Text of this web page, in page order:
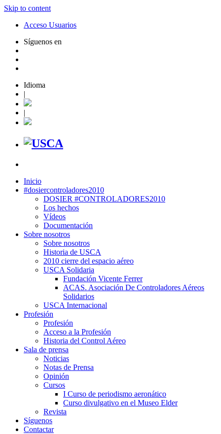
Skip to content
Acceso Usuarios
Síguenos en
Idioma
|
|
Inicio
#dosiercontroladores2010
DOSIER #CONTROLADORES2010
Los hechos
Vídeos
Documentación
Sobre nosotros
Sobre nosotros
Historia de USCA
2010 cierre del espacio aéreo
USCA Solidaria
Fundación Vicente Ferrer
ACAS. Asociación De Controladores Aéreos
Solidarios
USCA Internacional
Profesión
Profesión
Acceso a la Profesión
Historia del Control Aéreo
Sala de prensa
Noticias
Notas de Prensa
Opinión
Cursos
I Curso de periodismo aeronático
Curso divulgativo en el Museo Elder
Revista
Síguenos
Contactar